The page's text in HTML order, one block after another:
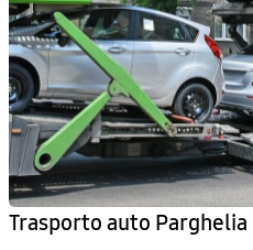
Trasporto auto Parghelia